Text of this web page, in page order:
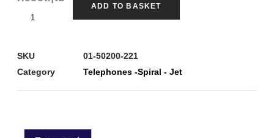
ADD TO BASKET
SKU
01-50200-221
Category
Telephones -Spiral - Jet